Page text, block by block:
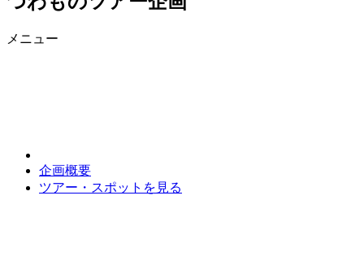
メニュー
企画概要
ツアー・スポットを見る